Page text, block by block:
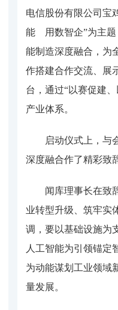
电信股份有限公司宝
能 用数智企”为主题
能制造深度融合，为
作搭建合作交流、展
台，通过“以赛促建
产业体系。
启动仪式上，与
深度融合作了精彩致
闻库理事长在致
业转型升级、筑牢实
调，要以基础设施为
人工智能为引领锚定
为动能谋划工业领域
量发展。